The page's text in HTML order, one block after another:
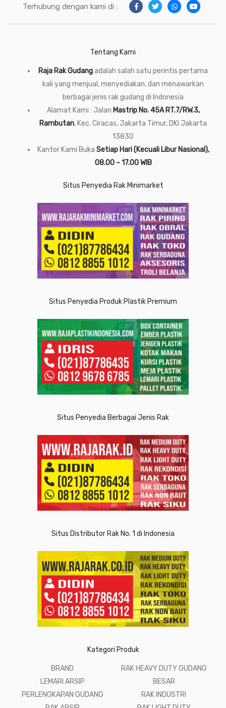
Terhubung dengan kami di :
Tentang Kami
Raja Rak Gudangadalah salah satu perintis pertama
kali yang menjual, menyediakan, dan menawarkan
berbagai jenis rak gudang di Indonesia
Alamat Kami : Jalan Mastrip No. 45A RT.7/RW.3,
Rambutan, Kec. Ciracas, Jakarta Timur, DKI Jakarta
13830
Kantor Kami Buka Setiap Hari (Kecuali Libur Nasional),
08.00 – 17.00 WIB
Situs Penyedia Rak Minimarket
Situs Penyedia Produk Plastik Premium
Situs Penyedia Berbagai Jenis Rak
Situs Distributor Rak No. 1 di Indonesia
Kategori Produk
BRAND
LEMARI ARSIP
PERLENGKAPAN GUDANG
RAK HEAVY DUTY GUDANG
BESAR
RAK INDUSTRI